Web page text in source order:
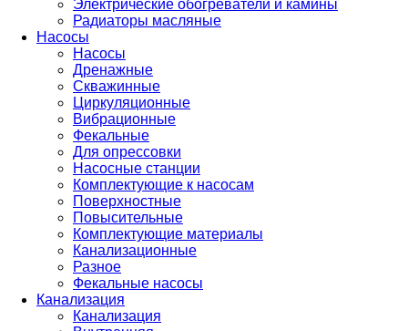
Электрические обогреватели и камины
Радиаторы масляные
Насосы
Насосы
Дренажные
Скважинные
Циркуляционные
Вибрационные
Фекальные
Для опрессовки
Насосные станции
Комплектующие к насосам
Поверхностные
Повысительные
Комплектующие материалы
Канализационные
Разное
Фекальные насосы
Канализация
Канализация